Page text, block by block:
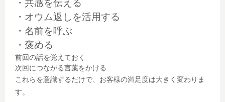
・共感を伝える
・オウム返しを活用する
・名前を呼ぶ
・褒める
前回の話を覚えておく
次回につながる言葉をかける
これらを意識するだけで、お客様の満足度は大きく変わりま
す。